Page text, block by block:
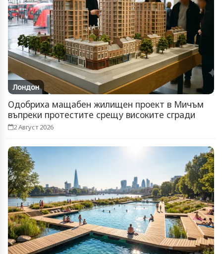
Лондон
Одобриха мащабен жилищен проект в Мичъм
въпреки протестите срещу високите сгради
2 Август 2026